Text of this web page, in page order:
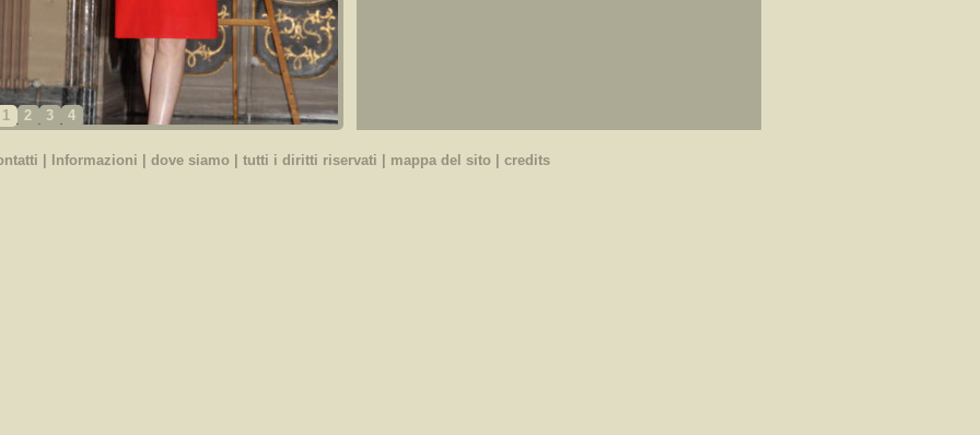
1 2 3 4
Informazioni dove siamo| tutti i diritti riservati | mappa del sito| credits